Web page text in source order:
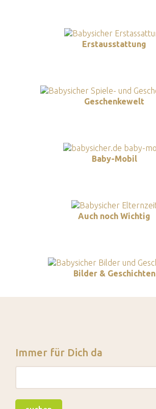
Erstausstattung
Geschenkewelt
Baby-Mobil
Auch noch Wichtig
Bilder & Geschichten
Immer für Dich da